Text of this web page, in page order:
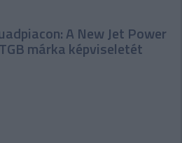
A New Jet Power
márka képviseletét